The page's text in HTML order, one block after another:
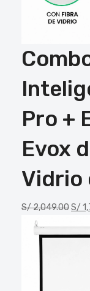
Pro +
Evox
Vidrio
S/2,049.00S/